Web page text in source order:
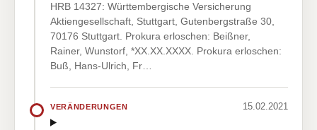
HRB 14327: Württembergische Versicherung
Aktiengesellschaft, Stuttgart, Gutenbergstraße 30,
70176 Stuttgart. Prokura erloschen: Beißner,
Rainer, Wunstorf, *XX.XX.XXXX. Prokura erloschen:
Buß, Hans-Ulrich, Fr…
VERÄNDERUNGEN 15.02.2021